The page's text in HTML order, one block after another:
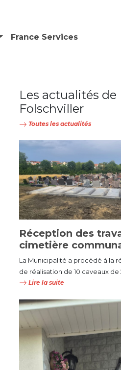
France Services
Les actualités de
Folschviller
Toutes les actualités
Réception des
cimetière
La Municipalité a procédé à la
de réalisation de 10 caveaux de
Lire la suite